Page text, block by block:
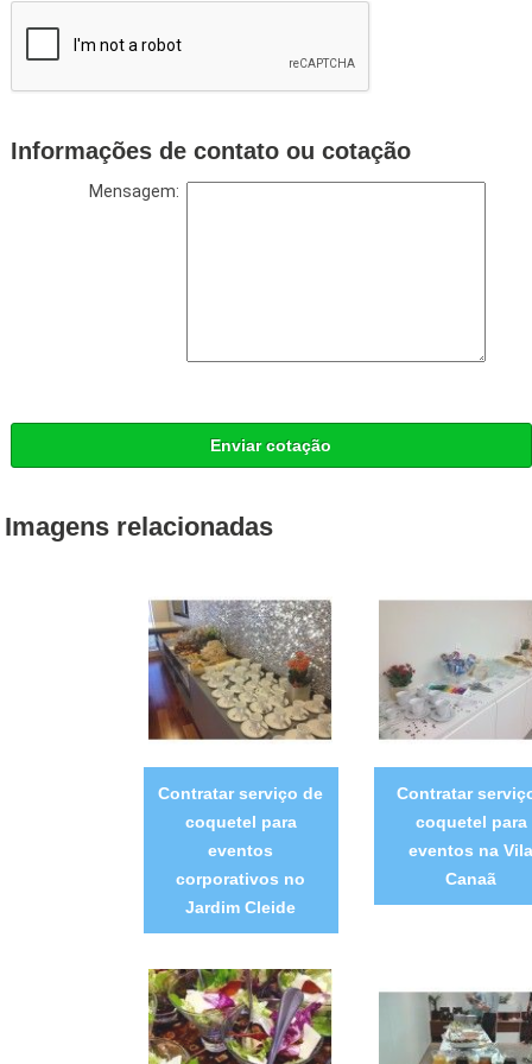
Informações de contato ou cotação
Mensagem:
Enviar cotação
Imagens relacionadas
Contratar serviço de
coquetel para
eventos
corporativos no
Jardim Cleide
Contratar
coquetel para
eventos na Vila
Canaã